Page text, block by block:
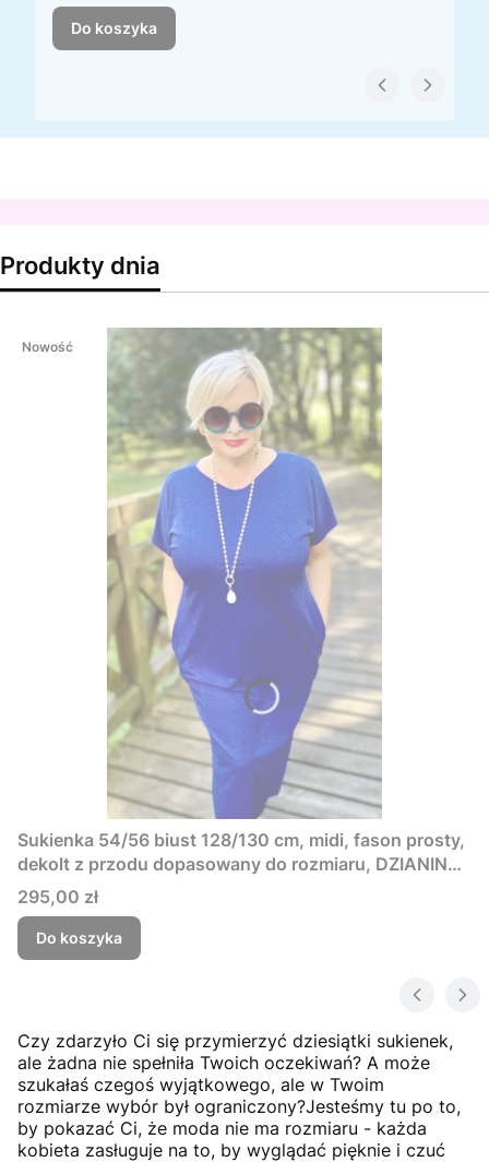
Do koszyka
Produkty dnia
Nowość
Sukienka 54/56 biust 128/130 cm, midi, fason prosty,
dekolt z przodu dopasowany do rozmiaru, DZIANINA
ŻAKARDOWA PREMIUM, GRANATOWA, TŁOCZONE
KWIAT
Cena
295,00 zł
Do koszyka
Czy zdarzyło Ci się przymierzyć dziesiątki sukienek,
ale żadna nie spełniła Twoich oczekiwań? A może
szukałaś czegoś wyjątkowego, ale w Twoim
rozmiarze wybór był ograniczony?Jesteśmy tu po to,
by pokazać Ci, że moda nie ma rozmiaru - każda
kobieta zasługuje na to, by wyglądać pięknie i czuć